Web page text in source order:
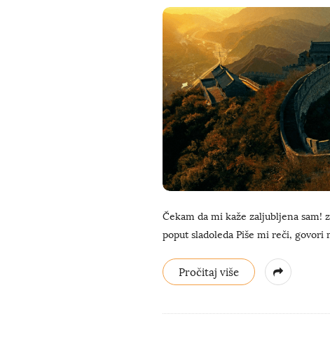
Čekam da mi kaže zaljubljena sam!
poput sladoleda Piše mi reči, govori
Pročitaj više